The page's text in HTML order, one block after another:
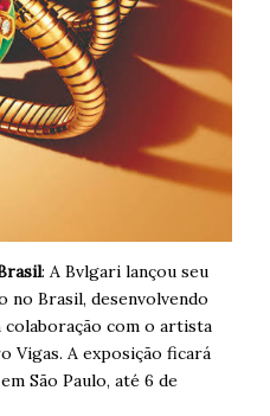
: A Bvlgari lançou seu
Brasil, desenvolvendo
colaboração com o artista
Vigas. A exposição ficará
São Paulo, até 6 de